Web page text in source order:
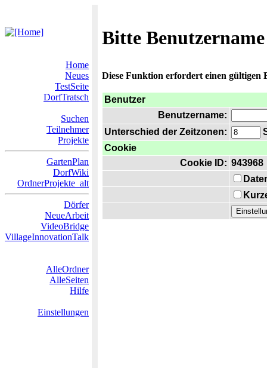
Bitte
Home
Neues
TestSeite
DorfTratsch
Suchen
Teilnehmer
Projekte
GartenPlan
DorfWiki
OrdnerProjekte_alt
Dörfer
NeueArbeit
VideoBridge
VillageInnovationTalk
AlleOrdner
AlleSeiten
Hilfe
Einstellungen
Diese Funktion erfordert einen gültigen
Benutzer
Benutzername:
Unterschied der Zeitzonen:
Cookie
Cookie ID: 943968